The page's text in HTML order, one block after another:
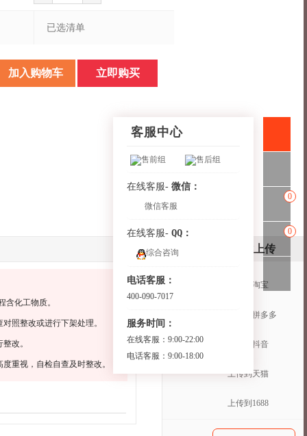
已选清单
加入购物车 立即购买
化工物质。
照整改或进行下架处理。
改。
重视，自检自查及时整改。
一键上传
上传到淘宝
上传到拼多多
上传到抖音
上传到天猫
上传到1688
客服中心
售前组 售后组
在线客服- 微信：
微信客服
在线客服- QQ：
综合咨询
电话客服：
400-090-7017
服务时间：
在线客服：9:00-22:00
电话客服：9:00-18:00
0
0